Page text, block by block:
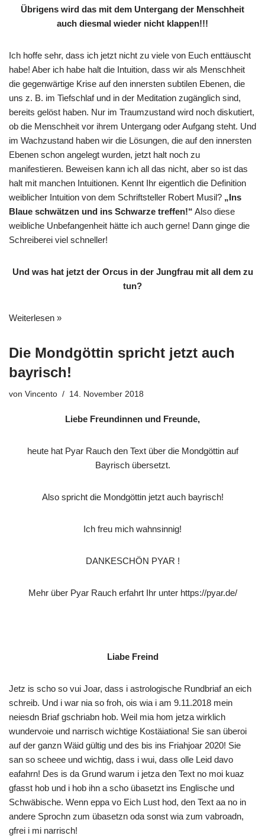
Übrigens wird das mit dem Untergang der Menschheit
auch diesmal wieder nicht klappen!!!
Ich hoffe sehr, dass ich jetzt nicht zu viele von Euch enttäuscht
habe! Aber ich habe halt die Intuition, dass wir als Menschheit
die gegenwärtige Krise auf den innersten subtilen Ebenen, die
uns z. B. im Tiefschlaf und in der Meditation zugänglich sind,
bereits gelöst haben. Nur im Traumzustand wird noch diskutiert,
ob die Menschheit vor ihrem Untergang oder Aufgang steht. Und
im Wachzustand haben wir die Lösungen, die auf den innersten
Ebenen schon angelegt wurden, jetzt halt noch zu
manifestieren. Beweisen kann ich all das nicht, aber so ist das
halt mit manchen Intuitionen. Kennt Ihr eigentlich die Definition
weiblicher Intuition von dem Schriftsteller Robert Musil? „Ins
Blaue schwätzen und ins Schwarze treffen!“ Also diese
weibliche Unbefangenheit hätte ich auch gerne! Dann ginge die
Schreiberei viel schneller!
Und was hat jetzt der Orcus in der Jungfrau mit all dem zu
tun?
Weiterlesen »
Die Mondgöttin spricht jetzt auch
bayrisch!
von Vincento 14. November 2018
Liebe Freundinnen und Freunde,
heute hat Pyar Rauch den Text über die Mondgöttin auf
Bayrisch übersetzt.
Also spricht die Mondgöttin jetzt auch bayrisch!
Ich freu mich wahnsinnig!
DANKESCHÖN PYAR !
Mehr über Pyar Rauch erfahrt Ihr unter https://pyar.de/
Liabe Freind
Jetz is scho so vui Joar, dass i astrologische Rundbriaf an eich
schreib. Und i war nia so froh, ois wia i am 9.11.2018 mein
neiesdn Briaf gschriabn hob. Weil mia hom jetza wirklich
wundervoie und narrisch wichtige Kostäiationa! Sie san überoi
auf der ganzn Wäid gültig und des bis ins Friahjoar 2020! Sie
san so scheee und wichtig, dass i wui, dass olle Leid davo
eafahrn! Des is da Grund warum i jetza den Text no moi kuaz
gfasst hob und i hob ihn a scho übasetzt ins Englische und
Schwäbische. Wenn eppa vo Eich Lust hod, den Text aa no in
andere Sprochn zum übasetzn oda sonst wia zum vabroadn,
gfrei i mi narrisch!